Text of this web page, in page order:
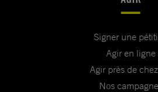
Signer une
Agir en ligne
Agir près de
Nos